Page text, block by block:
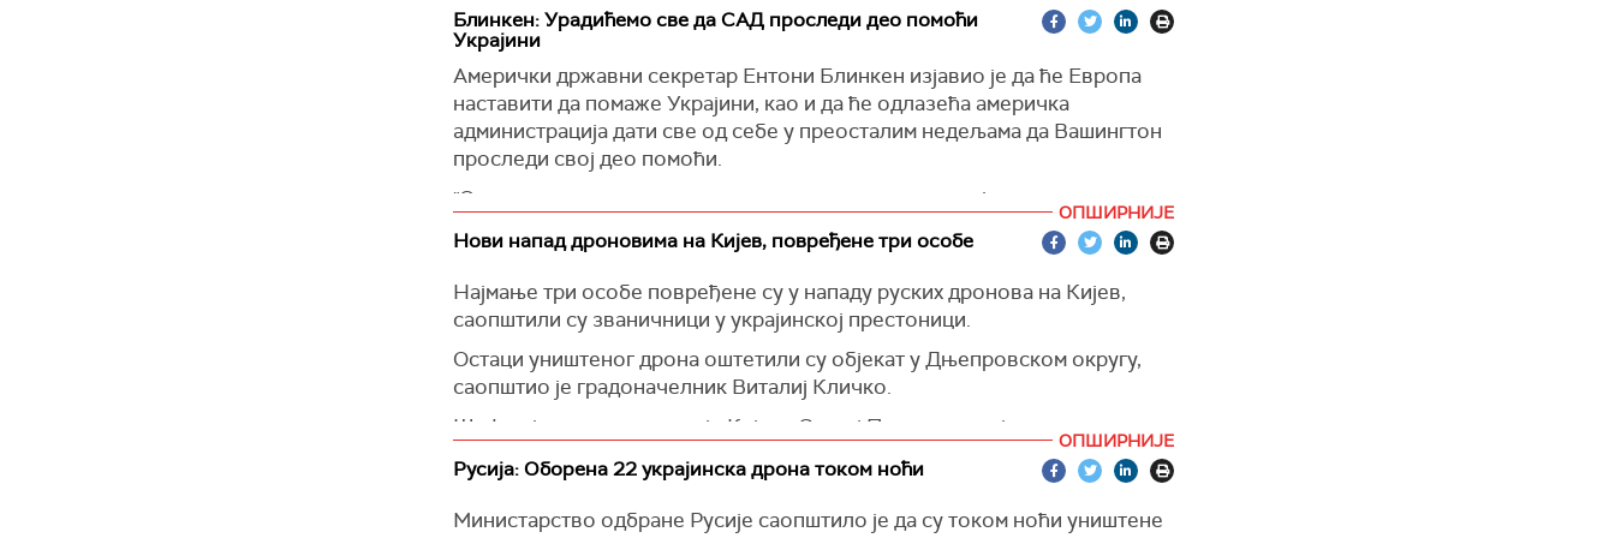
Блинкен: Урадићемо све да САД проследи део помоћи
Украјини
Амерички државни секретар Ентони Блинкен изјавио је да ће Европа
наставити да помаже Украјини, као и да ће одлазећа америчка
администрација дати све од себе у преосталим недељама да Вашингтон
проследи свој део помоћи.
"Одлучни смо да у остатку мандата ове администрације осигурамо да
Украјина има оно што јој је потребно да буде способна да се бори 2025.
године или ако дође до преговора, да буде у стању да преговара са
позиције снаге", рекао је Блинкен.
(Танјуг)
ОПШИРНИЈЕ
Нови напад дроновима на Кијев, повређене три особе
Најмање три особе повређене су у нападу руских дронова на Кијев,
саопштили су званичници у украјинској престоници.
Остаци уништеног дрона оштетили су објекат у Дњепровском округу,
саопштио је градоначелник Виталиј Кличко.
Шеф војне администрације Кијева Сергиј Попко рекао је да су у граду
после поноћи дејствовале јединице украјинске противваздухопловне
одбране.
(Reuters)
ОПШИРНИЈЕ
Русија: Oборена 22 украјинска дрона током ноћи
Министарство одбране Русије саопштило је да су током ноћи уништене